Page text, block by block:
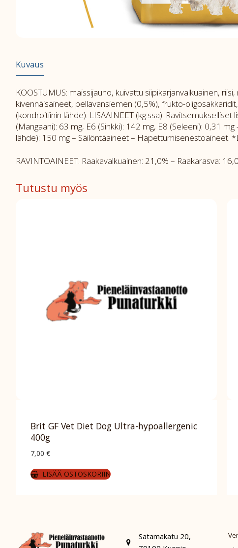
Kuvaus
KOOSTUMUS: maissijauho, kuivattu siipikarjanvalkuainen,
kivennäisaineet, pellavansiemen (0,5%), frukto-
(kondroitiinin lähde). LISÄAINEET (kg:ssa):
(Mangaani): 63 mg, E6 (Sinkki): 142 mg, E8 (Seleeni): 0,31
lähde): 150 mg – Säilöntäaineet – Hapettumisenestoaineet.
RAVINTOAINEET: Raakavalkuainen: 21,0% – Raakarasva:
Tutustu myös
Brit GF Vet Diet Dog Ultra-hypoallergenic
400g
7,00 €
LISÄÄ OSTOSKORIIN
Satamakatu 20,